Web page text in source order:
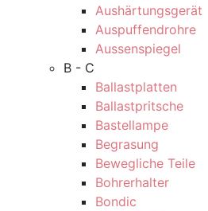
Aushärtungsgerät
Auspuffendrohre
Aussenspiegel
B - C
Ballastplatten
Ballastpritsche
Bastellampe
Begrasung
Bewegliche Teile
Bohrerhalter
Bondic